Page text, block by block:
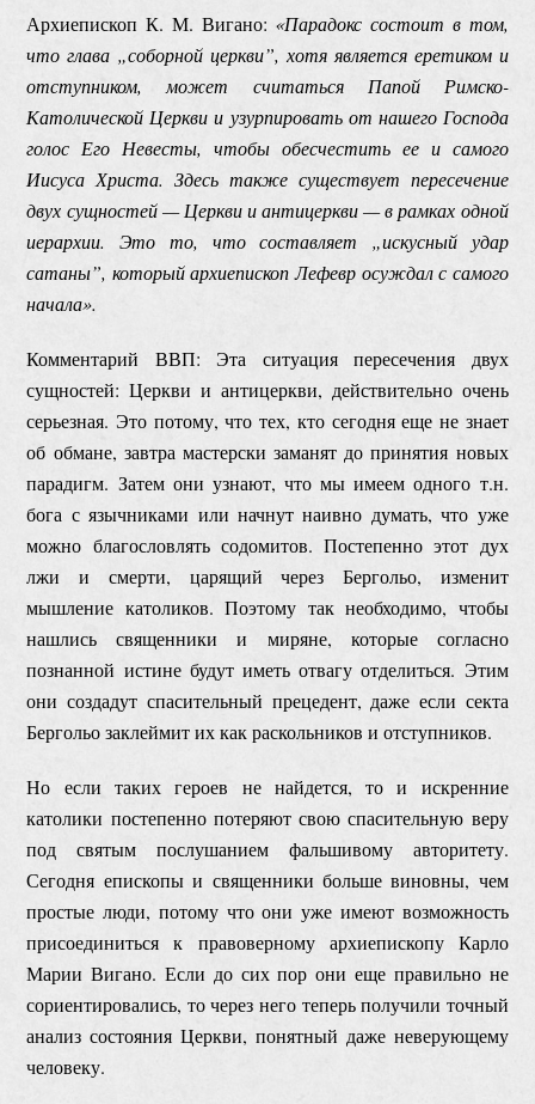
Архиепископ К. М. Вигано: «Парадокс состоит в том,
что глава „соборной церкви”, хотя является еретиком и
отступником, может считаться Папой Римско-
Католической Церкви и узурпировать от нашего Господа
голос Его Невесты, чтобы обесчестить ее и самого
Иисуса Христа. Здесь также существует пересечение
двух сущностей — Церкви и антицеркви — в рамках одной
иерархии. Это то, что составляет „искусный удар
сатаны”, который архиепископ Лефевр осуждал с самого
начала».
Комментарий ВВП: Эта ситуация пересечения двух
сущностей: Церкви и антицеркви, действительно очень
серьезная. Это потому, что тех, кто сегодня еще не знает
об обмане, завтра мастерски заманят до принятия новых
парадигм. Затем они узнают, что мы имеем одного т.н.
бога с язычниками или начнут наивно думать, что уже
можно благословлять содомитов. Постепенно этот дух
лжи и смерти, царящий через Бергольо, изменит
мышление католиков. Поэтому так необходимо, чтобы
нашлись священники и миряне, которые согласно
познанной истине будут иметь отвагу отделиться. Этим
они создадут спасительный прецедент, даже если секта
Бергольо заклеймит их как раскольников и отступников.
Но если таких героев не найдется, то и искренние
католики постепенно потеряют свою спасительную веру
под святым послушанием фальшивому авторитету.
Сегодня епископы и священники больше виновны, чем
простые люди, потому что они уже имеют возможность
присоединиться к правоверному архиепископу Карло
Марии Вигано. Если до сих пор они еще правильно не
сориентировались, то через него теперь получили точный
анализ состояния Церкви, понятный даже неверующему
человеку.